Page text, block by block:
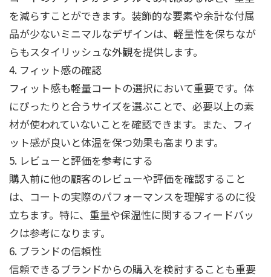
を減らすことができます。装飾的な要素や余計な付属
品が少ないミニマルなデザインは、軽量性を保ちなが
らもスタイリッシュな外観を提供します。
4. フィット感の確認
フィット感も軽量コートの選択において重要です。体
にぴったりと合うサイズを選ぶことで、必要以上の素
材が使われていないことを確認できます。また、フィ
ット感が良いと体温を保つ効果も高まります。
5. レビューと評価を参考にする
購入前に他の顧客のレビューや評価を確認すること
は、コートの実際のパフォーマンスを理解するのに役
立ちます。特に、重量や保温性に関するフィードバッ
クは参考になります。
6. ブランドの信頼性
信頼できるブランドからの購入を検討することも重要